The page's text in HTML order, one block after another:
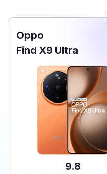
Oppo
Find X9 Ultra
9.8